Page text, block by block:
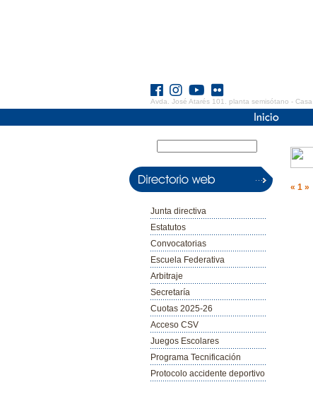
Avda. José Atarés 101. planta semisótano -
Junta directiva
Estatutos
Convocatorias
Escuela Federativa
Arbitraje
Secretaría
Cuotas 2025-26
Acceso CSV
Juegos Escolares
Programa Tecnificación
Protocolo accidente deportivo
« 1 »